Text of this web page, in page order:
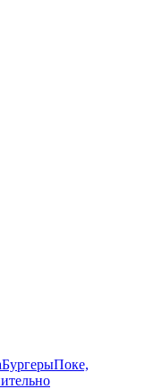
БургерыПоке,